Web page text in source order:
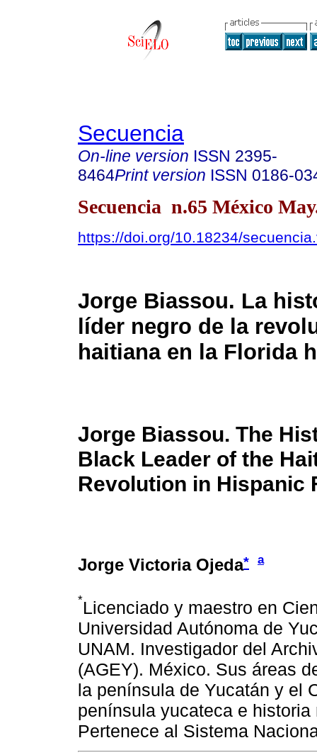
Secuencia
On-line version ISSN 2395-
8464Print version ISSN 0186-
Secuencia n.65 México
https://doi.org/10.18234/
Jorge Biassou. La
líder negro de la
haitiana en la Florida
Jorge Biassou. The
Black Leader of the
Revolution in Hispanic
Jorge Victoria Ojeda* a
*Licenciado y maestro en
Universidad Autónoma de
UNAM. Investigador del
(AGEY). México. Sus áreas
la península de Yucatán y el
península yucateca e
Pertenece al Sistema